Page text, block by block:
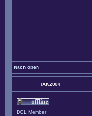
Nach oben
TAK2004
DGL Member